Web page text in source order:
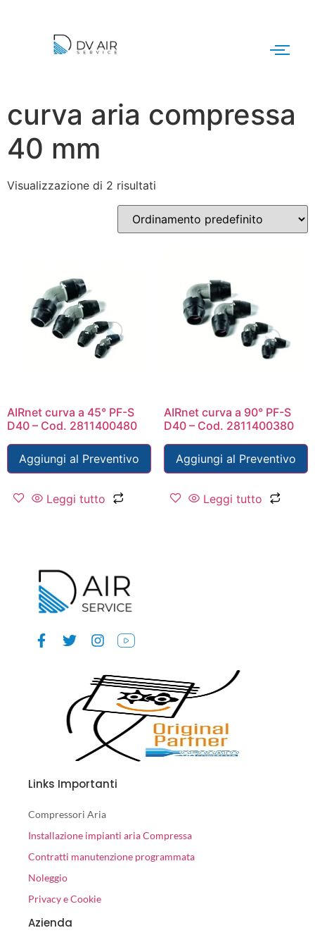
curva aria compressa
40 mm
Visualizzazione di 2 risultati
AIRnet curva a 45° PF-S
D40 – Cod. 2811400480
Aggiungi al Preventivo
Leggi tutto
AIRnet curva a 90° PF-S
D40 – Cod. 2811400380
Aggiungi al Preventivo
Leggi tutto
Links Importanti
Compressori Aria
Installazione impianti aria Compressa
Contratti manutenzione programmata
Noleggio
Privacy e Cookie
Azienda